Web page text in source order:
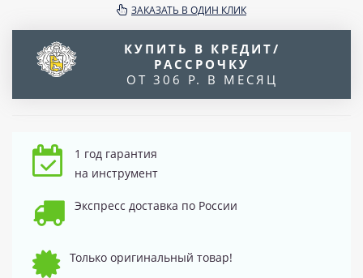
ЗАКАЗАТЬ В ОДИН КЛИК
КУПИТЬ В КРЕДИТ/
РАССРОЧКУ
ОТ 306 Р. В МЕСЯЦ
1 год гарантия
на инструмент
Экспресс доставка по России
Только оригинальный товар!